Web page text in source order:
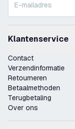
Klantenservice
Contact
Verzendinformatie
Retourneren
Betaalmethoden
Terugbetaling
Over ons